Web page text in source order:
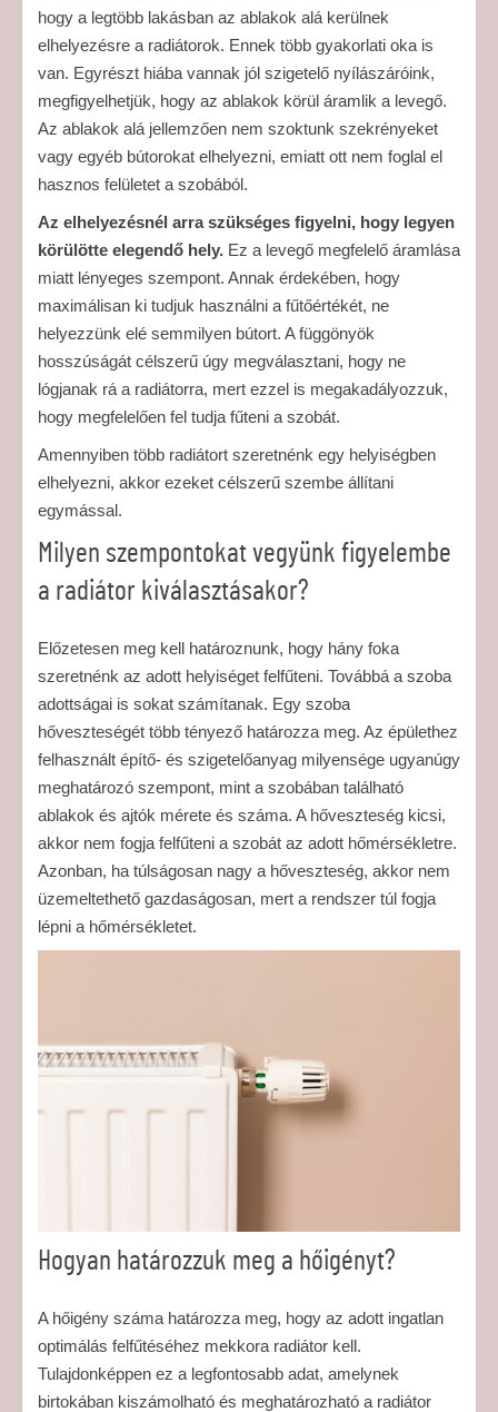
hogy a legtöbb lakásban az ablakok alá kerülnek
elhelyezésre a radiátorok. Ennek több gyakorlati oka is
van. Egyrészt hiába vannak jól szigetelő nyílászáróink,
megfigyelhetjük, hogy az ablakok körül áramlik a levegő.
Az ablakok alá jellemzően nem szoktunk szekrényeket
vagy egyéb bútorokat elhelyezni, emiatt ott nem foglal el
hasznos felületet a szobából.
Az elhelyezésnél arra szükséges figyelni, hogy legyen
körülötte elegendő hely. Ez a levegő megfelelő áramlása
miatt lényeges szempont. Annak érdekében, hogy
maximálisan ki tudjuk használni a fűtőértékét, ne
helyezzünk elé semmilyen bútort. A függönyök
hosszúságát célszerű úgy megválasztani, hogy ne
lógjanak rá a radiátorra, mert ezzel is megakadályozzuk,
hogy megfelelően fel tudja fűteni a szobát.
Amennyiben több radiátort szeretnénk egy helyiségben
elhelyezni, akkor ezeket célszerű szembe állítani
egymással.
Milyen szempontokat vegyünk figyelembe
a radiátor kiválasztásakor?
Előzetesen meg kell határoznunk, hogy hány foka
szeretnénk az adott helyiséget felfűteni. Továbbá a szoba
adottságai is sokat számítanak. Egy szoba
hőveszteségét több tényező határozza meg. Az épülethez
felhasznált építő- és szigetelőanyag milyensége ugyanúgy
meghatározó szempont, mint a szobában található
ablakok és ajtók mérete és száma. A hőveszteség kicsi,
akkor nem fogja felfűteni a szobát az adott hőmérsékletre.
Azonban, ha túlságosan nagy a hőveszteség, akkor nem
üzemeltethető gazdaságosan, mert a rendszer túl fogja
lépni a hőmérsékletet.
Hogyan határozzuk meg a hőigényt?
A hőigény száma határozza meg, hogy az adott ingatlan
optimálás felfűtéséhez mekkora radiátor kell.
Tulajdonképpen ez a legfontosabb adat, amelynek
birtokában kiszámolható és meghatározható a radiátor